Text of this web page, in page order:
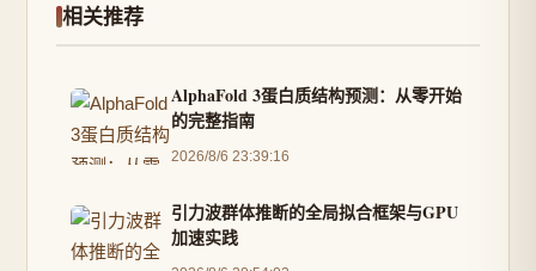
相关推荐
AlphaFold 3蛋白质结构预测：从零开始
的完整指南
2026/8/6 23:39:16
引力波群体推断的全局拟合框架与GPU
加速实践